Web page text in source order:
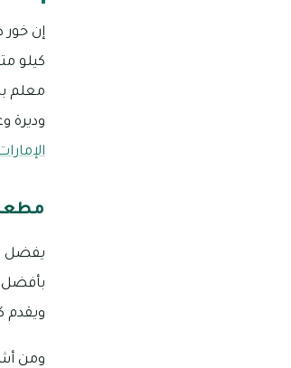
إن خور
كيلو
معلم
وديرة
مطعم
يفضل
بأفضل
ويقدم
ومن